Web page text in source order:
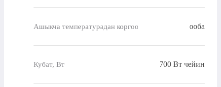
Ашыкча температурадан коргоо ооба
Кубат, Вт 700 Вт чейин